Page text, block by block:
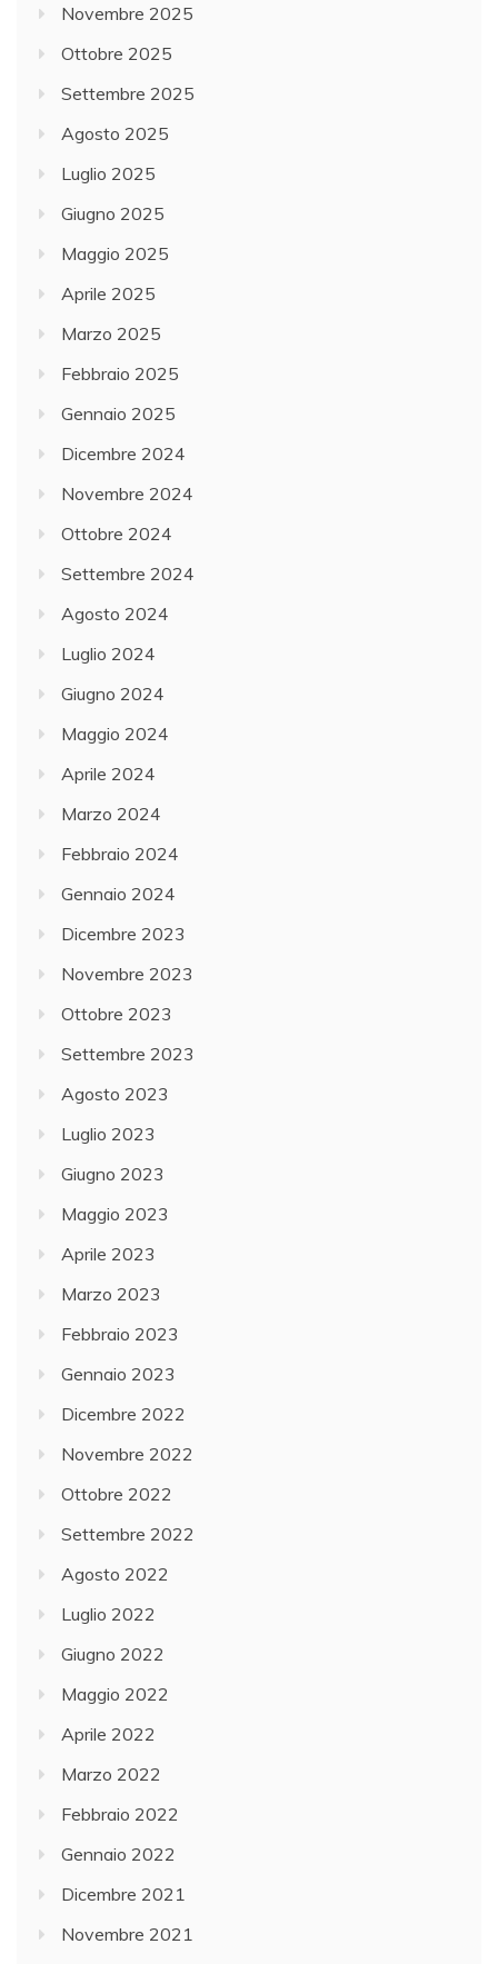
Novembre 2025
Ottobre 2025
Settembre 2025
Agosto 2025
Luglio 2025
Giugno 2025
Maggio 2025
Aprile 2025
Marzo 2025
Febbraio 2025
Gennaio 2025
Dicembre 2024
Novembre 2024
Ottobre 2024
Settembre 2024
Agosto 2024
Luglio 2024
Giugno 2024
Maggio 2024
Aprile 2024
Marzo 2024
Febbraio 2024
Gennaio 2024
Dicembre 2023
Novembre 2023
Ottobre 2023
Settembre 2023
Agosto 2023
Luglio 2023
Giugno 2023
Maggio 2023
Aprile 2023
Marzo 2023
Febbraio 2023
Gennaio 2023
Dicembre 2022
Novembre 2022
Ottobre 2022
Settembre 2022
Agosto 2022
Luglio 2022
Giugno 2022
Maggio 2022
Aprile 2022
Marzo 2022
Febbraio 2022
Gennaio 2022
Dicembre 2021
Novembre 2021